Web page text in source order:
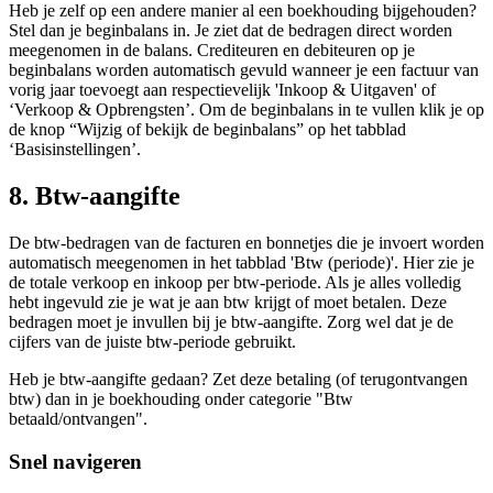
Heb je zelf op een andere manier al een boekhouding bijgehouden?
Stel dan je beginbalans in. Je ziet dat de bedragen direct worden
meegenomen in de balans. Crediteuren en debiteuren op je
beginbalans worden automatisch gevuld wanneer je een factuur van
vorig jaar toevoegt aan respectievelijk 'Inkoop & Uitgaven' of
‘Verkoop & Opbrengsten’. Om de beginbalans in te vullen klik je op
de knop “Wijzig of bekijk de beginbalans” op het tabblad
‘Basisinstellingen’.
8. Btw-aangifte
De btw-bedragen van de facturen en bonnetjes die je invoert worden
automatisch meegenomen in het tabblad 'Btw (periode)'. Hier zie je
de totale verkoop en inkoop per btw-periode. Als je alles volledig
hebt ingevuld zie je wat je aan btw krijgt of moet betalen. Deze
bedragen moet je invullen bij je btw-aangifte. Zorg wel dat je de
cijfers van de juiste btw-periode gebruikt.
Heb je btw-aangifte gedaan? Zet deze betaling (of terugontvangen
btw) dan in je boekhouding onder categorie "Btw
betaald/ontvangen".
Snel navigeren